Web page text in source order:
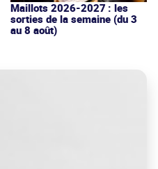
Maillots 2026-2027 : les
sorties de la semaine (du 3
au 8 août)